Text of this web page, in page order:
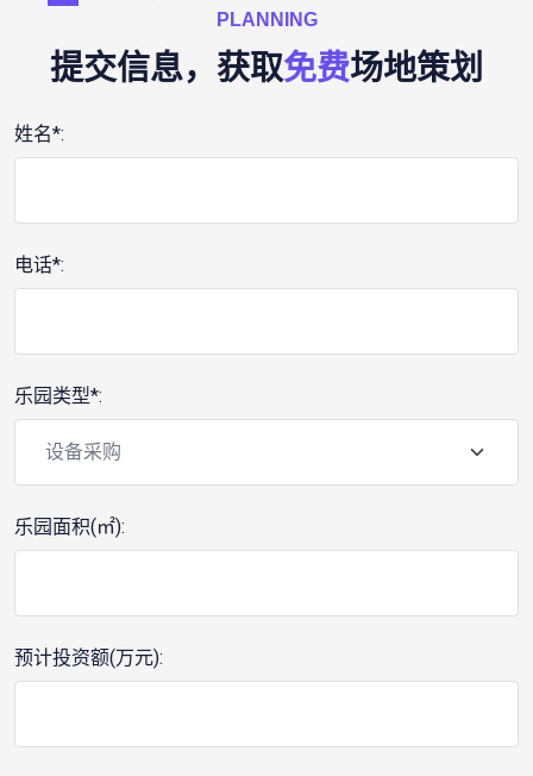
PLANNING
提交信息，获取免费场地策划
姓名*:
电话*:
乐园类型*:
乐园面积(㎡):
预计投资额(万元):